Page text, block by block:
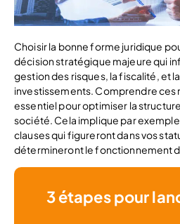
Choisir la bonne forme juridique
décision stratégique majeure qui
gestion des risques, la fiscalité, et
investissements. Comprendre ces
essentiel pour optimiser la
société. Cela implique par
clauses qui figureront dans vos
détermineront le fonctionnement
3 étapes pour